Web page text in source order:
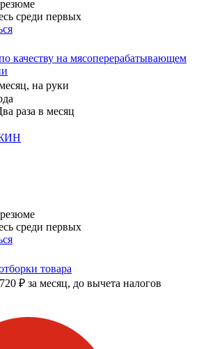
среди первых
качеству на мясоперерабатывающем
на руки
раза в месяц
среди первых
товара
₽ за месяц, до вычета налогов